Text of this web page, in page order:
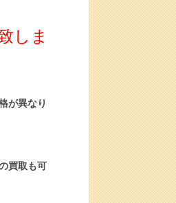
しま
が異なり
買取も可